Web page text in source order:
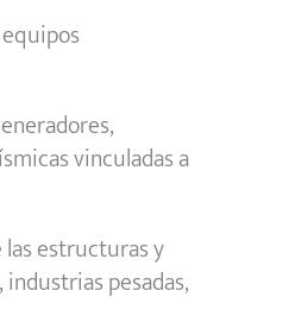
vinculadas a
estructuras y
pesadas,